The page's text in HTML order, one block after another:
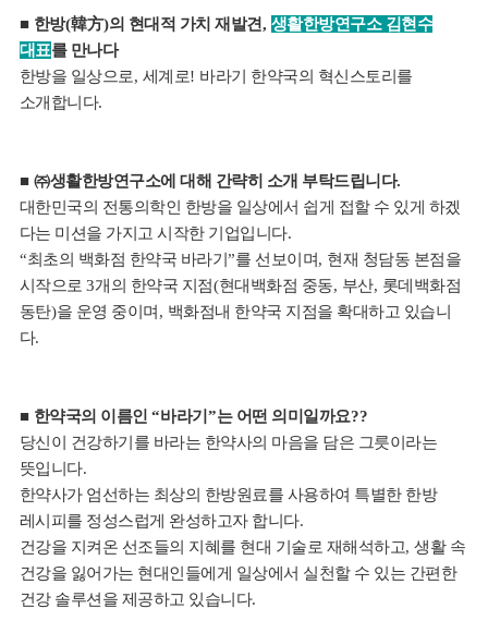
■ 한방(韓方)의 현대적 가치 재발견, 생활한방연구소 김현수
대표를 만나다
한방을 일상으로, 세계로! 바라기 한약국의 혁신스토리를
소개합니다.
■ ㈜생활한방연구소에 대해 간략히 소개 부탁드립니다.
대한민국의 전통의학인 한방을 일상에서 쉽게 접할 수 있게 하겠
다는 미션을 가지고 시작한 기업입니다.
“최초의 백화점 한약국 바라기”를 선보이며, 현재 청담동 본점을
시작으로3개의 한약국 지점(현대백화점 중동, 부산, 롯데백화점
동탄)을 운영 중이며 , 백화점내 한약국 지점을 확대하고 있습니
다.
■ 한약국의 이름인“바라기 ”는 어떤 의미일까요??
당신이 건강하기를 바라는 한약사의 마음을 담은 그릇이라는
뜻입니다.
한약사가 엄선하는 최상의 한방원료를 사용하여 특별한 한방
레시피를 정성스럽게 완성하고자 합니다.
건강을 지켜온 선조들의 지혜를 현대 기술로 재해석하고,생활 속
건강을 잃어가는 현대인들에게 일상에서 실천할 수 있는 간편한
건강 솔루션을 제공하고 있습니다.